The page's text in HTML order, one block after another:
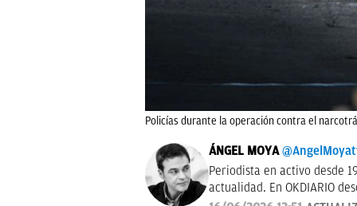
Policías durante la operación contra el
ÁNGEL MOYA
Periodista en activo desde
actualidad. En OKDIARIO